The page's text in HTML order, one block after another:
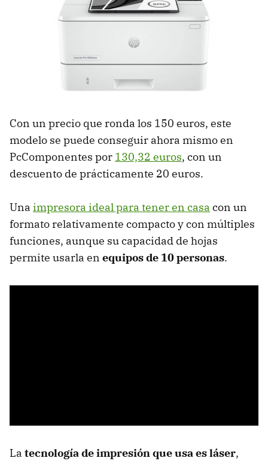
Con un precio que ronda los 150 euros, este
modelo se puede conseguir ahora mismo en
PcComponentes por 130,32 euros, con un
descuento de prácticamente 20 euros.
Una impresora ideal para tener en casa con un
formato relativamente compacto y con múltiples
funciones, aunque su capacidad de hojas
permite usarla en equipos de 10 personas.
La tecnología de impresión que usa es láser,